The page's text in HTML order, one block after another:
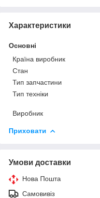
Характеристики
Основні
Країна виробник
Стан
Тип запчастини
Тип техніки
Виробник
Приховати
Умови доставки
Нова Пошта
Самовивіз